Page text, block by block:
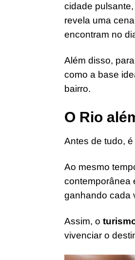
cidade
revela uma
encontram no
Além disso,
como a base
bairro.
O Rio
Antes de tudo,
Ao mesmo
contemporânea
ganhando cada
Assim, o
vivenciar o